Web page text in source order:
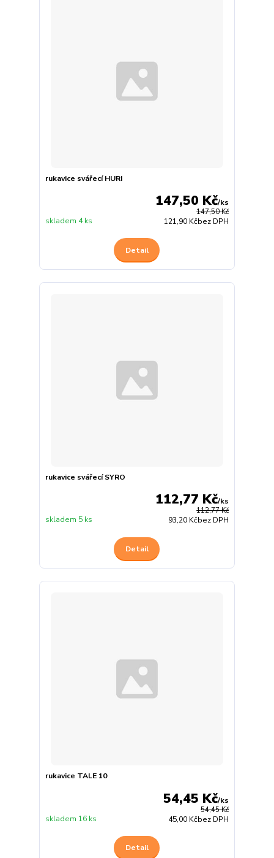
rukavice svářecí HURI
147,50 Kč
147,50 Kč/ks
121,90 Kčbez DPH
skladem 4 ks
Detail
rukavice svářecí SYRO
112,77 Kč
112,77 Kč/ks
93,20 Kčbez DPH
skladem 5 ks
Detail
rukavice TALE 10
54,45 Kč
54,45 Kč/ks
45,00 Kčbez DPH
skladem 16 ks
Detail